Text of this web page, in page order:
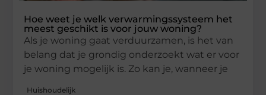
Hoe weet je welk verwarmingssysteem het
meest geschikt is voor jouw woning?
Als je woning gaat verduurzamen, is het van
belang dat je grondig onderzoekt wat er voor
je woning mogelijk is. Zo kan je, wanneer je
Huishoudelijk